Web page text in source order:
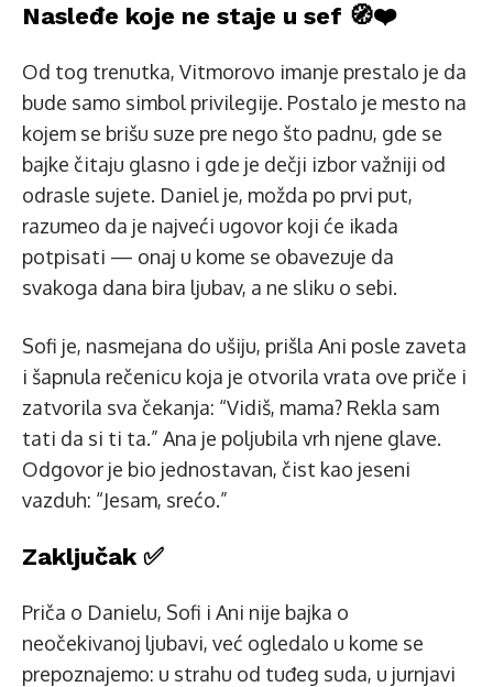
Nasleđe koje ne staje u sef 🧭❤️
Od tog trenutka, Vitmorovo imanje prestalo je da
bude samo simbol privilegije. Postalo je mesto na
kojem se brišu suze pre nego što padnu, gde se
bajke čitaju glasno i gde je dečji izbor važniji od
odrasle sujete. Daniel je, možda po prvi put,
razumeo da je najveći ugovor koji će ikada
potpisati — onaj u kome se obavezuje da
svakoga dana bira ljubav, a ne sliku o sebi.
Sofi je, nasmejana do ušiju, prišla Ani posle zaveta
i šapnula rečenicu koja je otvorila vrata ove priče i
zatvorila sva čekanja: “Vidiš, mama? Rekla sam
tati da si ti ta.” Ana je poljubila vrh njene glave.
Odgovor je bio jednostavan, čist kao jeseni
vazduh: “Jesam, srećo.”
Zaključak ✅
Priča o Danielu, Sofi i Ani nije bajka o
neočekivanoj ljubavi, već ogledalo u kome se
prepoznajemo: u strahu od tuđeg suda, u jurnjavi